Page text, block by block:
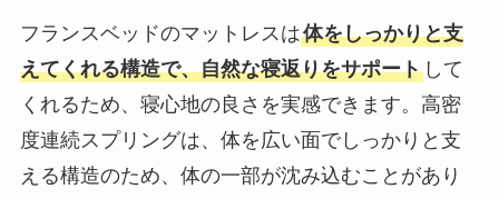
フランスベッドのマットレスは体をしっかりと支
えてくれる構造で、自然な寝返りをサポートして
くれるため、寝心地の良さを実感できます。高密
度連続スプリングは、体を広い面でしっかりと支
える構造のため、体の一部が沈み込むことがあり